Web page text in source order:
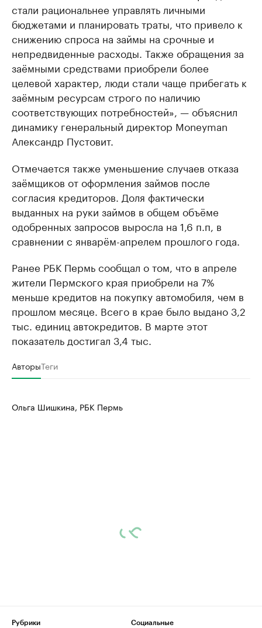
стали рациональнее управлять личными
бюджетами и планировать траты, что привело к
снижению спроса на займы на срочные и
непредвиденные расходы. Также обращения за
заёмными средствами приобрели более
целевой характер, люди стали чаще прибегать к
заёмным ресурсам строго по наличию
соответствующих потребностей», — объяснил
динамику генеральный директор Moneyman
Александр Пустовит.
Отмечается также уменьшение случаев отказа
заёмщиков от оформления займов после
согласия кредиторов. Доля фактически
выданных на руки займов в общем объёме
одобренных запросов выросла на 1,6 п.п, в
сравнении с январём-апрелем прошлого года.
Ранее РБК Пермь сообщал о том, что в апреле
жители Пермского края приобрели на 7%
меньше кредитов на покупку автомобиля, чем в
прошлом месяце. Всего в крае было выдано 3,2
тыс. единиц автокредитов. В марте этот
показатель достигал 3,4 тыс.
АвторыТеги
Ольга Шишкина, РБК Пермь
Рубрики
Социальные